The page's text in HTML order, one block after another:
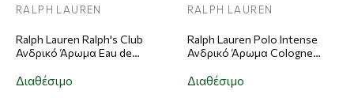
RALPH LAUREN
Ralph Lauren Ralph's Club
Ανδρικό Άρωμα Eau de
Διαθέσιμο
RALPH LAUREN
Ralph Lauren Polo Intense
Ανδρικό Άρωμα Cologne
Διαθέσιμο